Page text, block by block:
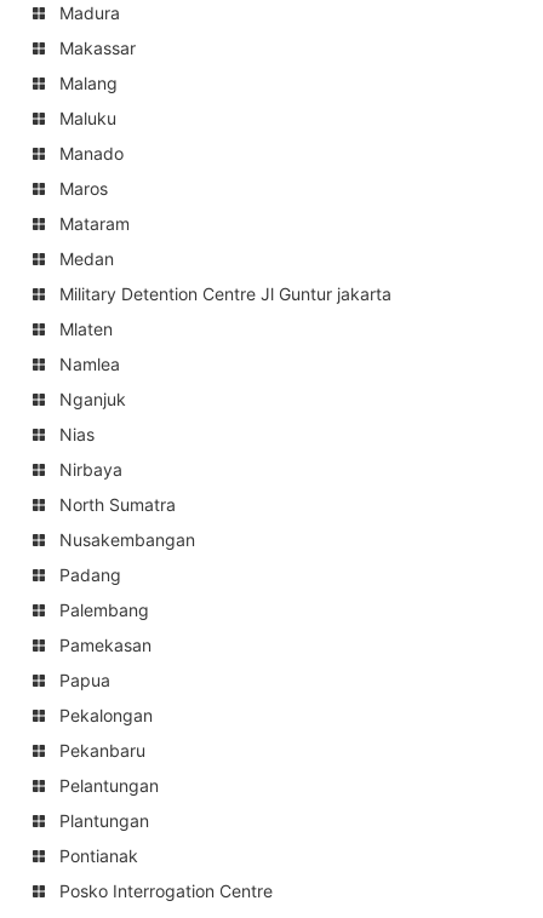
Madura
Makassar
Malang
Maluku
Manado
Maros
Mataram
Medan
Military Detention Centre Jl Guntur jakarta
Mlaten
Namlea
Nganjuk
Nias
Nirbaya
North Sumatra
Nusakembangan
Padang
Palembang
Pamekasan
Papua
Pekalongan
Pekanbaru
Pelantungan
Plantungan
Pontianak
Posko Interrogation Centre